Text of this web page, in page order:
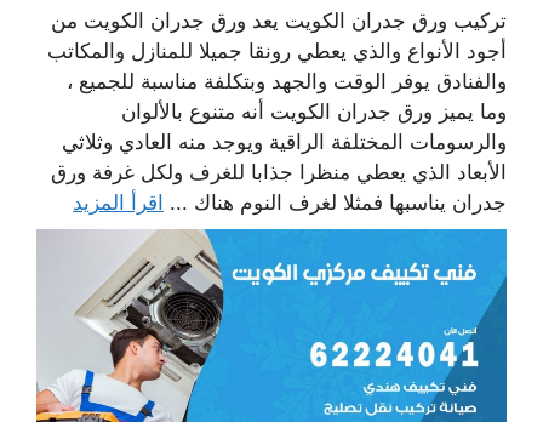
تركيب ورق جدران الكويت يعد ورق جدران الكويت من
أجود الأنواع والذي يعطي رونقا جميلا للمنازل والمكاتب
والفنادق يوفر الوقت والجهد وبتكلفة مناسبة للجميع ،
وما يميز ورق جدران الكويت أنه متنوع بالألوان
والرسومات المختلفة الراقية ويوجد منه العادي وثلاثي
الأبعاد الذي يعطي منظرا جذابا للغرف ولكل غرفة ورق
جدران يناسبها فمثلا لغرف النوم هناك ... اقرأ المزيد